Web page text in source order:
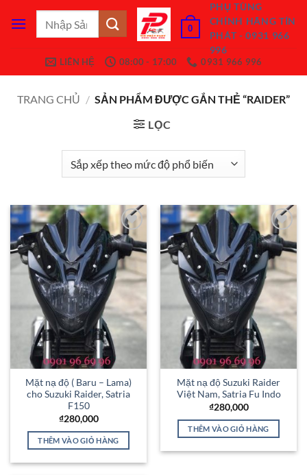
qua
0
PHỤ TÙNG
CHÍNH HÃNG TÍN
PHÁT - 0931 966
996
LIÊN HỆ
08:00 - 17:00 0931 966 996
TRANG CHỦ / SẢN PHẨM ĐƯỢC GẮN THẺ “RAIDER”
LỌC
Add to
Wishlist
Mặt nạ độ ( Baru – Lama)
cho Suzuki Raider, Satria
F150
₫280,000
THÊM VÀO GIỎ HÀNG
Add to
Wishlist
Mặt nạ độ Suzuki Raider
Việt Nam, Satria Fu Indo
₫280,000
THÊM VÀO GIỎ HÀNG